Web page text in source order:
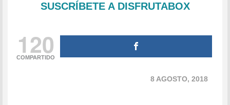
SUSCRÍBETE A DISFRUTABOX
120
COMPARTIDO
8 AGOSTO, 2018